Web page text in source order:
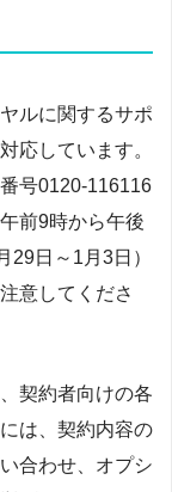
ルに関するサポ
応しています。
号0120-116116
前9時から午後
日～1月3日）
意してくださ
契約者向けの各
は、契約内容の
合わせ、オプシ